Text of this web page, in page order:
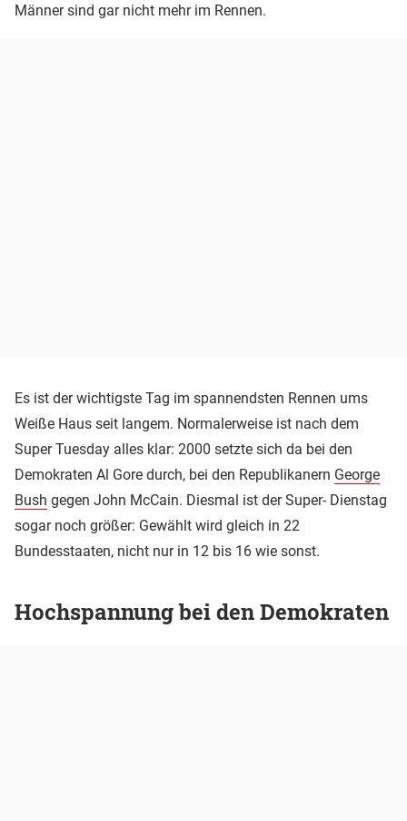
Männer sind gar nicht mehr im Rennen.
Es ist der wichtigste Tag im spannendsten Rennen ums
Weiße Haus seit langem. Normalerweise ist nach dem
Super Tuesday alles klar: 2000 setzte sich da bei den
Demokraten Al Gore durch, bei den Republikanern George
Bush gegen John McCain. Diesmal ist der Super- Dienstag
sogar noch größer: Gewählt wird gleich in 22
Bundesstaaten, nicht nur in 12 bis 16 wie sonst.
Hochspannung bei den Demokraten